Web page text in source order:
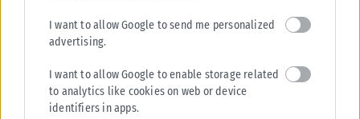
I want to allow Google to send me personalized
advertising.
I want to allow Google to enable storage related
to analytics like cookies on web or device
identifiers in apps.